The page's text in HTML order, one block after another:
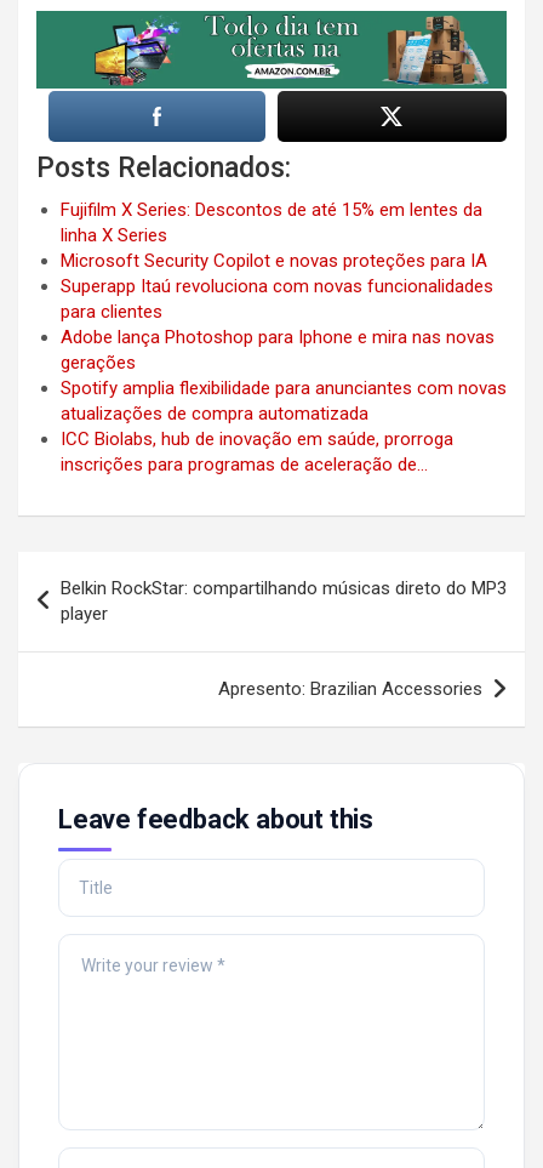
Posts Relacionados:
Fujifilm X Series: Descontos de até 15% em lentes da
linha X Series
Microsoft Security Copilot e novas proteções para IA
Superapp Itaú revoluciona com novas funcionalidades
para clientes
Adobe lança Photoshop para Iphone e mira nas novas
gerações
Spotify amplia flexibilidade para anunciantes com novas
atualizações de compra automatizada
ICC Biolabs, hub de inovação em saúde, prorroga
inscrições para programas de aceleração de…
navigation
Belkin RockStar: compartilhando músicas direto do MP3
player
Apresento: Brazilian Accessories
Leave feedback about this